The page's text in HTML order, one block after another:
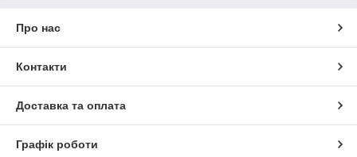
Про нас
Контакти
Доставка та оплата
Графік роботи